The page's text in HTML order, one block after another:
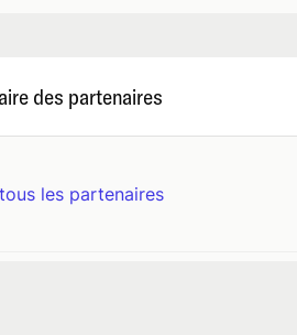
des partenaires
les partenaires